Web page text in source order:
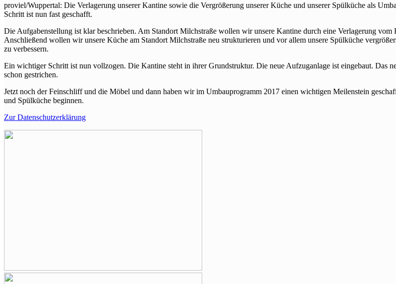
proviel/Wuppertal: Die Verlagerung unserer Kantine sowie die Vergrößerung unserer Küche und unserer Spülküche als
Schritt ist nun fast geschafft.
Die Aufgabenstellung ist klar beschrieben. Am Standort Milchstraße wollen wir unsere Kantine durch eine Verlagerung vom
Anschließend wollen wir unsere Küche am Standort Milchstraße neu strukturieren und vor allem unsere Spülküche
zu verbessern.
Ein wichtiger Schritt ist nun vollzogen. Die Kantine steht in ihrer Grundstruktur. Die neue Aufzuganlage ist eingebaut. Das
schon gestrichen.
Jetzt noch der Feinschliff und die Möbel und dann haben wir im Umbauprogramm 2017 einen wichtigen Meilenstein
und Spülküche beginnen.
Zur Datenschutzerklärung